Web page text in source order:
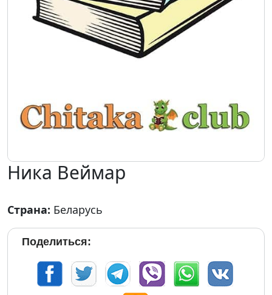
Ника Веймар
Страна: Беларусь
Поделиться: